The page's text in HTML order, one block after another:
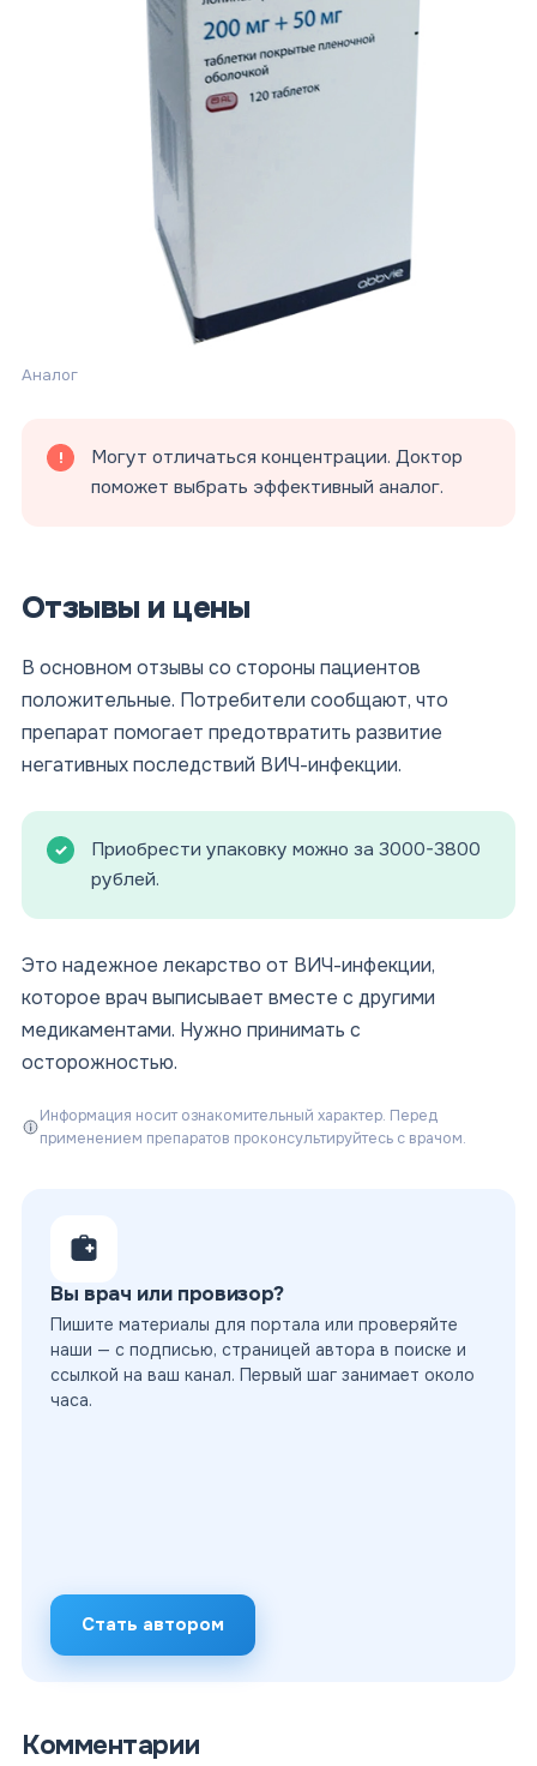
Аналог
Могут отличаться концентрации. Доктор
поможет выбрать эффективный аналог.
Отзывы и цены
В основном отзывы со стороны пациентов
положительные. Потребители сообщают, что
препарат помогает предотвратить развитие
негативных последствий ВИЧ-инфекции.
Приобрести упаковку можно за 3000-3800
рублей.
Это надежное лекарство от ВИЧ-инфекции,
которое врач выписывает вместе с другими
медикаментами. Нужно принимать с
осторожностью.
Информация носит ознакомительный характер. Перед
применением препаратов проконсультируйтесь с врачом.
Вы врач или провизор?
Пишите материалы для портала или проверяйте
наши — с подписью, страницей автора в поиске и
ссылкой на ваш канал. Первый шаг занимает около
часа.
Стать автором
Комментарии